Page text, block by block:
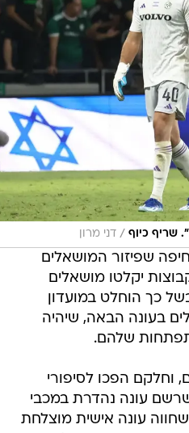
שריף כיוף / דני מרון
שפיזור המושאלים
יקלטו מושאלים
כך הוחלט במועדון
בעונה הבאה, שיהיה
שלהם.
וחלקם הפכו לסיפורי
עונה נהדרת במכבי
עונה אישית מוצלחת